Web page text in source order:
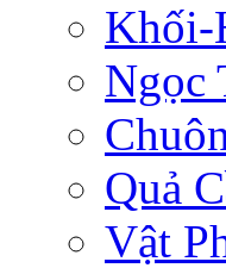
Khối-
Ngọc
Quả
Vật